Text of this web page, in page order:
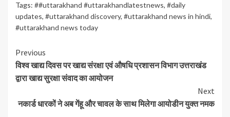
Tags: ##uttarakhand #uttarakhandlatestnews, #daily
updates, #uttarakhand discovery, #uttarakhand news in hindi,
#uttarakhand news today
Continue
Reading
Previous
विश्व खाद्य दिवस पर खाद्य संरक्षा एवं औषधि प्रशासन विभाग उत्तराखंड
द्वारा खाद्य सुरक्षा संवाद का आयोजन
Next
नकार्ड धारकों ने अब गेंहू और चावल के साथ मिलेगा आयोडीन युक्त नमक